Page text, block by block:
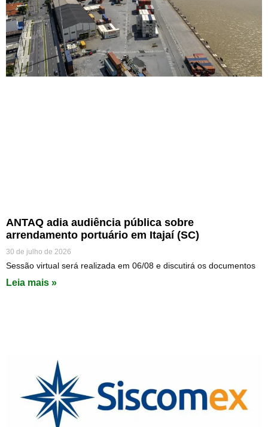
ANTAQ adia audiência pública sobre
arrendamento portuário em Itajaí (SC)
30 de julho de 2026
Sessão virtual será realizada em 06/08 e discutirá os documentos
Leia mais »